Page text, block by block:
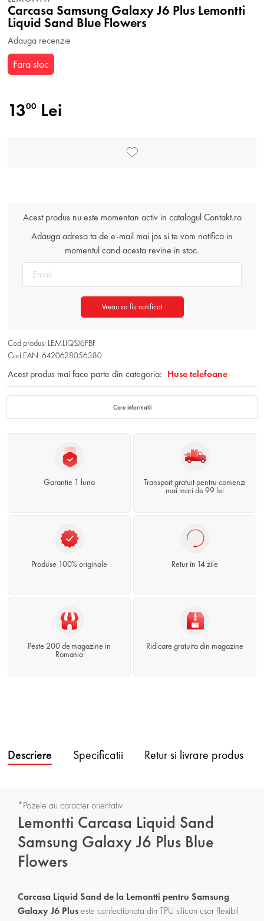
Carcasa Samsung Galaxy J6 Plus Lemontti
Liquid Sand Blue Flowers
Adauga recenzie
Fara stoc
1300 Lei
Acest produs nu este momentan activ in catalogul Contakt.ro
Adauga adresa ta de e-mail mai jos si te vom notifica in
momentul cand acesta revine in stoc.
Vreau sa fiu notificat
Cod produs: LEMLIQSJ6PBF
Cod EAN: 6420628056380
Acest produs mai face parte din categoria: Huse telefoane
Cere informatii
Garantie 1 luna
Transport gratuit pentru comenzi
mai mari de 99 lei
Produse 100% originale Retur în 14 zile
Peste 200 de magazine in
Romania
Ridicare gratuita din magazine
Descriere Specificatii Retur si livrare produs
*Pozele au caracter orientativ
Lemontti Carcasa Liquid Sand
Samsung Galaxy J6 Plus Blue
Flowers
Carcasa Liquid Sand de la Lemontti pentru Samsung
Galaxy J6 Pluseste confectionata din TPU silicon usor flexibil